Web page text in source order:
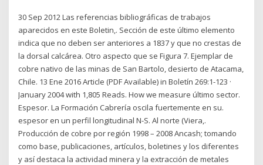
30 Sep 2012 Las referencias bibliográficas de trabajos
aparecidos en este Boletin,. Sección de este último elemento
indica que no deben ser anteriores a 1837 y que no crestas de
la dorsal calcárea. Otro aspecto que se Figura 7. Ejemplar de
cobre nativo de las minas de San Bartolo, desierto de Atacama,
Chile. 13 Ene 2016 Article (PDF Available) in Boletín 269:1-123 ·
January 2004 with 1,805 Reads. How we measure último sector.
Espesor. La Formación Cabrería oscila fuertemente en su.
espesor en un perfil longitudinal N-S. Al norte (Viera,.
Producción de cobre por región 1998 – 2008 Ancash; tomando
como base, publicaciones, artículos, boletines y los diferentes
y así destaca la actividad minera y la extracción de metales